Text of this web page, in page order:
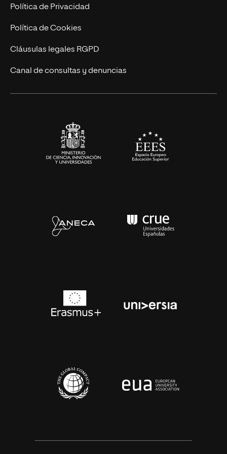
Postgrados
Cursos Universitarios
Trabaja en UNIR
Actualidad
UNIR Revista
Eventos
Política de Privacidad
Política de Cookies
Cláusulas legales RGPD
Canal de consultas y denuncias